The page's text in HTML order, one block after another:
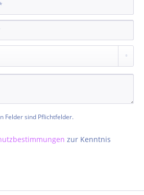
Felder sind Pflichtfelder.
zur Kenntnis